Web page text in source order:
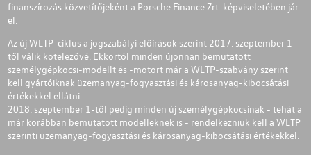
finanszírozás közvetítőjeként a Porsche Finance Zrt. képviseletében jár
el.
Az új WLTP-ciklus a jogszabályi előírások szerint 2017. szeptember 1-
től válik kötelezővé. Ekkortól minden újonnan bemutatott
személygépkocsi-modellt és -motort már a WLTP-szabvány szerint
kell gyártóiknak üzemanyag-fogyasztási és károsanyag-kibocsátási
értékekkel ellátni.
2018. szeptember 1-től pedig minden új személygépkocsinak - tehát a
már korábban bemutatott modelleknek is - rendelkezniük kell a WLTP
szerinti üzemanyag-fogyasztási és károsanyag-kibocsátási értékekkel.